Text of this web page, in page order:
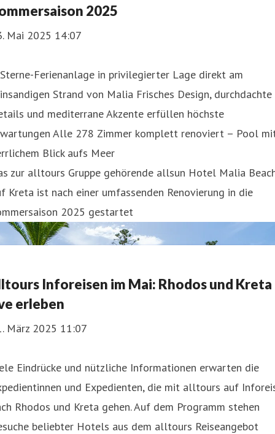
2025
Mai 2025 14:07
Ferienanlage in privilegierter Lage direkt am
Strand von Malia Frisches Design, durchdachte
und mediterrane Akzente erfüllen höchste
Alle 278 Zimmer komplett renoviert – Pool
Blick aufs Meer
zur alltours Gruppe gehörende allsun Hotel Malia
Kreta ist nach einer umfassenden Renovierung in die
2025 gestartet
Inforeisen im Mai: Rhodos und Kreta
erleben
März 2025 11:07
Eindrücke und nützliche Informationen erwarten die
und Expedienten, die mit alltours auf
Rhodos und Kreta gehen. Auf dem Programm stehen
beliebter Hotels aus dem alltours Reiseangebot